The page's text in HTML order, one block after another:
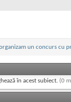
un concurs cu
în acest subiect. (0